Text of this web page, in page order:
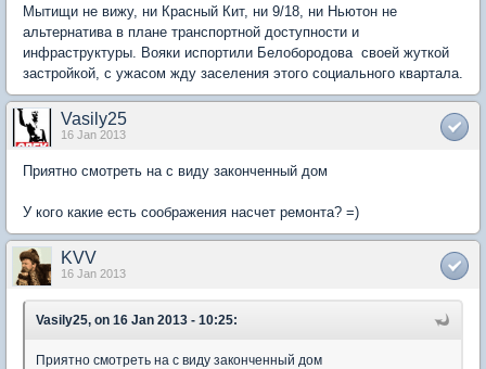
Мытищи не вижу, ни Красный Кит, ни 9/18, ни Ньютон не
альтернатива в плане транспортной доступности и
инфраструктуры. Вояки испортили Белобородова своей жуткой
застройкой, с ужасом жду заселения этого социального квартала.
Vasily25
16 Jan 2013
Приятно смотреть на с виду законченный дом
У кого какие есть соображения насчет ремонта? =)
KVV
16 Jan 2013
Vasily25, on 16 Jan 2013 - 10:25:
Приятно смотреть на с виду законченный дом